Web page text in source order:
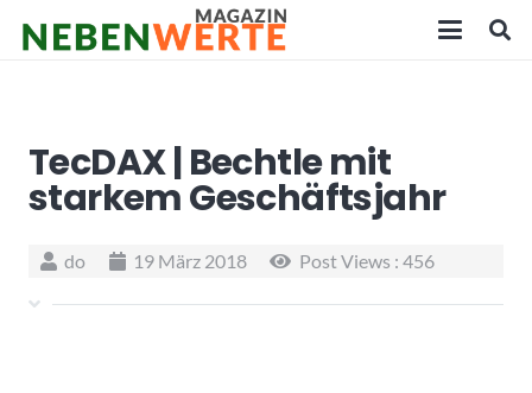
TecDAX | Bechtle mit
starkem Geschäftsjahr
do 19 März 2018 Post Views : 456